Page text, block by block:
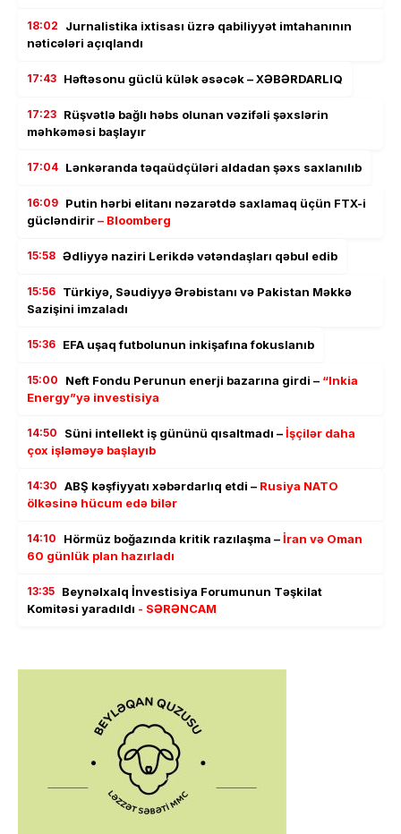
18:02
Jurnalistika ixtisası üzrə qabiliyyət imtahanının
nəticələri açıqlandı
17:43 Həftəsonu güclü külək əsəcək – XƏBƏRDARLIQ
17:23 Rüşvətlə bağlı həbs olunan vəzifəli şəxslərin
məhkəməsi başlayır
17:04 Lənkəranda təqaüdçüləri aldadan şəxs saxlanılıb
16:09 Putin hərbi elitanı nəzarətdə saxlamaq üçün FTX-i
gücləndirir– Bloomberg
15:58 Ədliyyə naziri Lerikdə vətəndaşları qəbul edib
15:56 Türkiyə, Səudiyyə Ərəbistanı və Pakistan Məkkə
Sazişini imzaladı
15:36 EFA uşaq futbolunun inkişafına fokuslanıb
15:00 Neft Fondu Perunun enerji bazarına girdi – “Inkia
Energy”yə investisiya
14:50 Süni intellekt iş gününü qısaltmadı –İşçilər daha
çox işləməyə başlayıb
14:30 ABŞ kəşfiyyatı xəbərdarlıq etdi – Rusiya NATO
ölkəsinə hücum edə bilər
14:10 Hörmüz boğazında kritik razılaşma –İran və Oman
60 günlük plan hazırladı
13:35 Beynəlxalq İnvestisiya Forumunun Təşkilat
Komitəsi yaradıldı - SƏRƏNCAM